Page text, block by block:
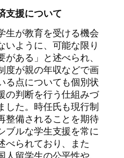
支援について
生が教育を受ける機会
いように、可能な限り
ある」と述べられ、
度が親の年収などで画
る点についても個別状
の判断を行う仕組みづ
した。時任氏も現行制
整備されることを期待
ブルな学生支援を常に
べられており、また